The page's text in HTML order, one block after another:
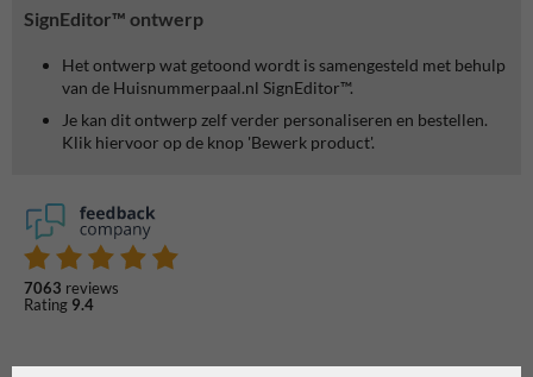
SignEditor™ ontwerp
Het ontwerp wat getoond wordt is samengesteld met behulp
van de Huisnummerpaal.nl SignEditor™.
Je kan dit ontwerp zelf verder personaliseren en bestellen.
Klik hiervoor op de knop 'Bewerk product'.
7063 reviews
Rating 9.4